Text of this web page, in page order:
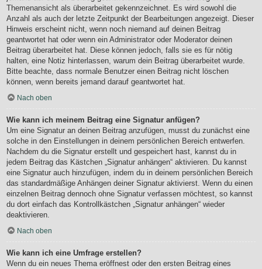
Themenansicht als überarbeitet gekennzeichnet. Es wird sowohl die
Anzahl als auch der letzte Zeitpunkt der Bearbeitungen angezeigt. Dieser
Hinweis erscheint nicht, wenn noch niemand auf deinen Beitrag
geantwortet hat oder wenn ein Administrator oder Moderator deinen
Beitrag überarbeitet hat. Diese können jedoch, falls sie es für nötig
halten, eine Notiz hinterlassen, warum dein Beitrag überarbeitet wurde.
Bitte beachte, dass normale Benutzer einen Beitrag nicht löschen
können, wenn bereits jemand darauf geantwortet hat.
Nach oben
Wie kann ich meinem Beitrag eine Signatur anfügen?
Um eine Signatur an deinen Beitrag anzufügen, musst du zunächst eine
solche in den Einstellungen in deinem persönlichen Bereich entwerfen.
Nachdem du die Signatur erstellt und gespeichert hast, kannst du in
jedem Beitrag das Kästchen „Signatur anhängen“ aktivieren. Du kannst
eine Signatur auch hinzufügen, indem du in deinem persönlichen Bereich
das standardmäßige Anhängen deiner Signatur aktivierst. Wenn du einen
einzelnen Beitrag dennoch ohne Signatur verfassen möchtest, so kannst
du dort einfach das Kontrollkästchen „Signatur anhängen“ wieder
deaktivieren.
Nach oben
Wie kann ich eine Umfrage erstellen?
Wenn du ein neues Thema eröffnest oder den ersten Beitrag eines